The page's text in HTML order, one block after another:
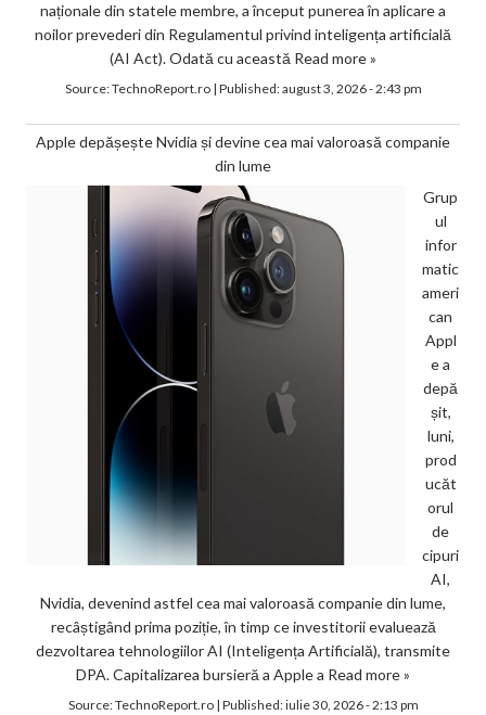
naționale din statele membre, a început punerea în aplicare a
noilor prevederi din Regulamentul privind inteligența artificială
(AI Act). Odată cu această Read more »
Source:TechnoReport.ro| Published:august 3, 2026 - 2:43 pm
Apple depășește Nvidia și devine cea mai valoroasă companie
din lume
Grup
ul
infor
matic
ameri
can
Appl
e a
depă
șit,
luni,
prod
ucăt
orul
de
cipuri
AI,
Nvidia, devenind astfel cea mai valoroasă companie din lume,
recâștigând prima poziție, în timp ce investitorii evaluează
dezvoltarea tehnologiilor AI (Inteligența Artificială), transmite
DPA. Capitalizarea bursieră a Apple a Read more »
Source:TechnoReport.ro| Published:iulie 30, 2026 - 2:13 pm